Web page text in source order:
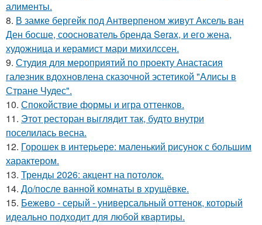
алименты.
8. В замке бергейк под Антверпеном живут Аксель ван
Ден босше, сооснователь бренда Serax, и его жена,
художница и керамист мари михилссен.
9. Студия для мероприятий по проекту Анастасия
галезник вдохновлена сказочной эстетикой "Алисы в
Стране Чудес".
10. Спокойствие формы и игра оттенков.
11. Этот ресторан выглядит так, будто внутри
поселилась весна.
12. Горошек в интерьере: маленький рисунок с большим
характером.
13. Тренды 2026: акцент на потолок.
14. До/после ванной комнаты в хрущёвке.
15. Бежево - серый - универсальный оттенок, который
идеально подходит для любой квартиры.